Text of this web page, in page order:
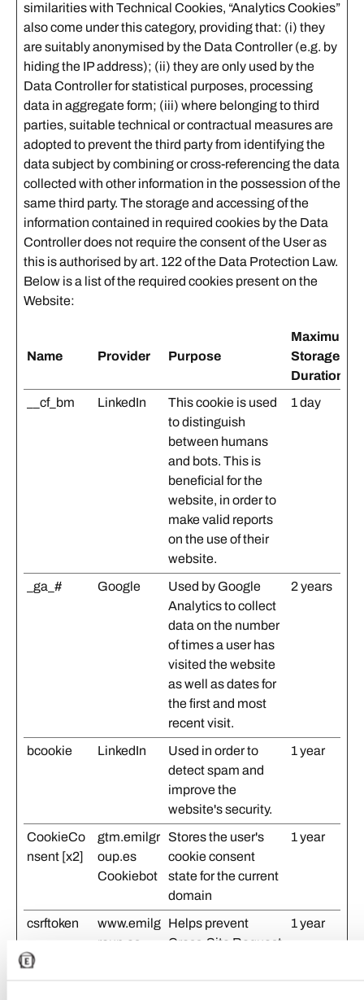
similarities with Technical Cookies, “Analytics Cookies”
also come under this category, providing that: (i) they
are suitably anonymised by the Data Controller (e.g. by
hiding the IP address); (ii) they are only used by the
Data Controller for statistical purposes, processing
data in aggregate form; (iii) where belonging to third
parties, suitable technical or contractual measures are
adopted to prevent the third party from identifying the
data subject by combining or cross-referencing the data
collected with other information in the possession of the
same third party. The storage and accessing of the
information contained in required cookies by the Data
Controller does not require the consent of the User as
this is authorised by art. 122 of the Data Protection Law.
Below is a list of the required cookies present on the
Website:
Name Provider Purpose
Maximum
Storage
Duration
__cf_bm
LinkedIn
This cookie is used
to distinguish
between humans
and bots. This is
beneficial for the
website, in order to
make valid reports
on the use of their
website.
1 day
_ga_# Google
Used by Google
Analytics to collect
data on the number
of times a user has
visited the website
as well as dates for
the first and most
recent visit.
2 years
bcookie LinkedIn
Used in order to
detect spam and
improve the
website's security.
1 year
CookieCo
nsent [x2]
gtm.emilgr
oup.es
Cookiebot
Stores the user's
cookie consent
state for the current
domain
1 year
csrftoken
www.emilg
roup.es
Helps prevent
Cross-Site Request
1 year